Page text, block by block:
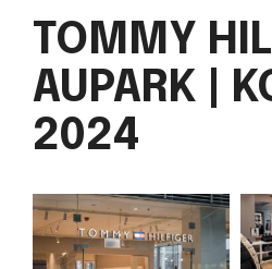
TOMMY
AUPARK |
2024